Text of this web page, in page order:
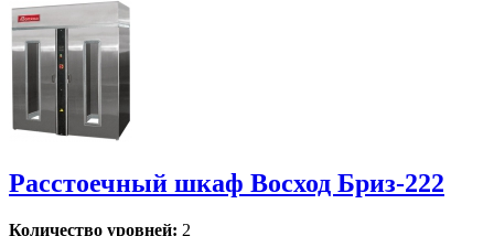
Расстоечный шкаф Восход Бриз-222
Количество уровней: 2